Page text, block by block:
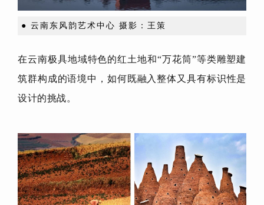
● 云南东风韵艺术中心 摄影：王策
在云南极具地域特色的红土地和“万花筒”等类雕塑建
筑群构成的语境中，如何既融入整体又具有标识性是
设计的挑战。